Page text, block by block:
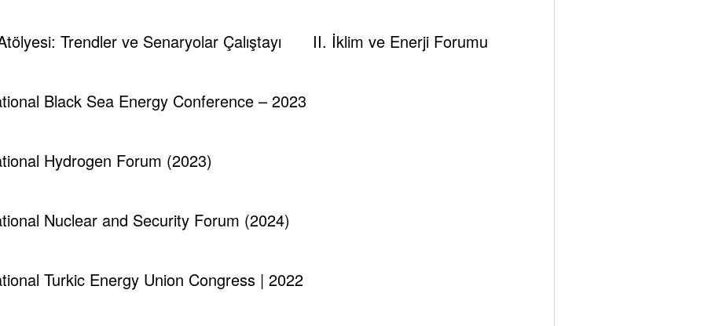
Trendler ve Senaryolar Çalıştayı II. İklim ve Enerji Forumu
Black Sea Energy Conference – 2023
Hydrogen Forum (2023)
Nuclear and Security Forum (2024)
Turkic Energy Union Congress | 2022
Tespambackup@gmail.com
Fatma Cengiz – Strateji Başkan Yard.